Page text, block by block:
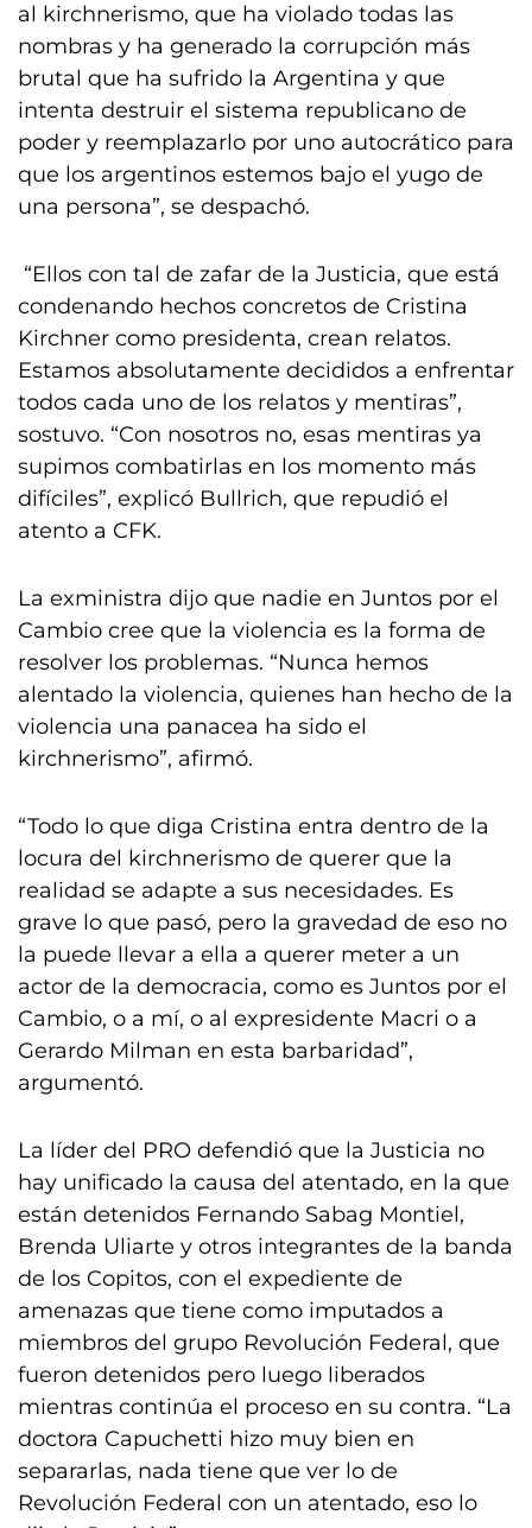
al kirchnerismo, que ha violado todas las
nombras y ha generado la corrupción más
brutal que ha sufrido la Argentina y que
intenta destruir el sistema republicano de
poder y reemplazarlo por uno autocrático para
que los argentinos estemos bajo el yugo de
una persona”, se despachó.
“Ellos con tal de zafar de la Justicia, que está
condenando hechos concretos de Cristina
Kirchner como presidenta, crean relatos.
Estamos absolutamente decididos a enfrentar
todos cada uno de los relatos y mentiras”,
sostuvo. “Con nosotros no, esas mentiras ya
supimos combatirlas en los momento más
difíciles”, explicó Bullrich, que repudió el
atento a CFK.
La exministra dijo que nadie en Juntos por el
Cambio cree que la violencia es la forma de
resolver los problemas. “Nunca hemos
alentado la violencia, quienes han hecho de la
violencia una panacea ha sido el
kirchnerismo”, afirmó.
“Todo lo que diga Cristina entra dentro de la
locura del kirchnerismo de querer que la
realidad se adapte a sus necesidades. Es
grave lo que pasó, pero la gravedad de eso no
la puede llevar a ella a querer meter a un
actor de la democracia, como es Juntos por el
Cambio, o a mí, o al expresidente Macri o a
Gerardo Milman en esta barbaridad”,
argumentó.
La líder del PRO defendió que la Justicia no
hay unificado la causa del atentado, en la que
están detenidos Fernando Sabag Montiel,
Brenda Uliarte y otros integrantes de la banda
de los Copitos, con el expediente de
amenazas que tiene como imputados a
miembros del grupo Revolución Federal, que
fueron detenidos pero luego liberados
mientras continúa el proceso en su contra. “La
doctora Capuchetti hizo muy bien en
separarlas, nada tiene que ver lo de
Revolución Federal con un atentado, eso lo